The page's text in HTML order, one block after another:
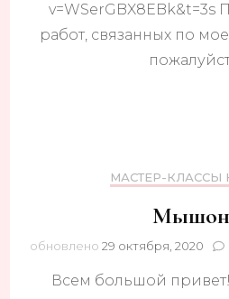
работ, связанных по
МАСТЕР-
обновлено 29 октября, 2020
Всем большой привет!